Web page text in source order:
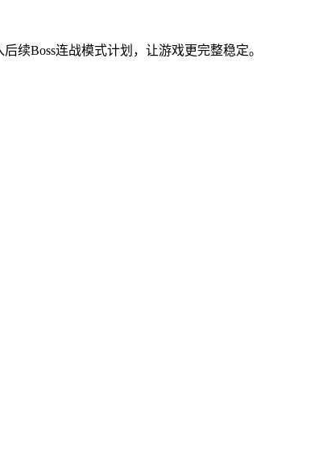
续Boss连战模式计划，让游戏更完整稳定。